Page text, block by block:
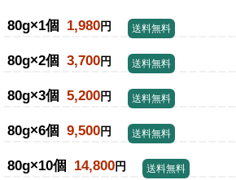
80g×1個 1,980円 送料無料
80g×2個 3,700円 送料無料
80g×3個 5,200円 送料無料
80g×6個 9,500円 送料無料
80g×10個 14,800円 送料無料